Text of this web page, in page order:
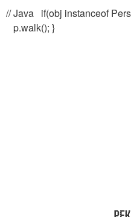
// Java if(obj instanceof
p.walk(); }